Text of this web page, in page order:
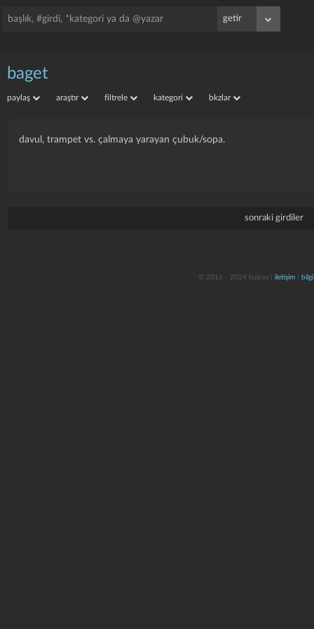
baget
paylaş araştır filtrele kategori bkzlar
davul, trampet vs. çalmaya yarayan çubuk/sopa.
sonraki girdiler
© 2016 - 2024 kulzos | iletişim bilgi